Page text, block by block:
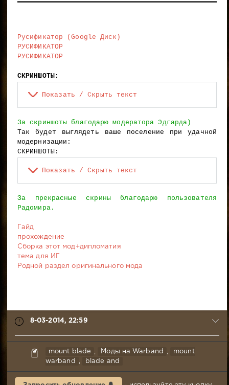
Русификатор (Google Диск)
РУСИФИКАТОР
РУСИФИКАТОР
СКРИНШОТЫ:
Показать / Скрыть текст
За скриншоты благодарю модератора Эдгарда)
Так будет выглядеть ваше поселение при удачной
модернизации:
СКРИНШОТЫ:
Показать / Скрыть текст
За прекрасные скрины благодарю пользователя
Радомира.
Гайд
прохождение
Сборка этот мод+дипломатия
тема для ИГ
Родной раздел оригинального мода
8-03-2014, 22:59
nord-
cannibal97
8-
mount blade Моды на Warband
mount
warband
blade and